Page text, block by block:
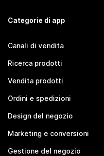
Categorie di app
Canali di vendita
Ricerca prodotti
Vendita prodotti
Ordini e spedizioni
Design del negozio
Marketing e conversioni
Gestione del negozio